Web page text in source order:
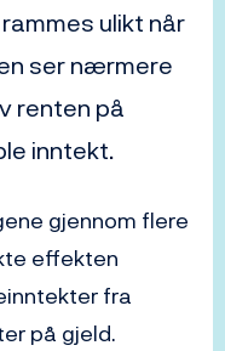
ulikt når
ser nærmere
renten på
inntekt.
gjennom flere
effekten
fra
på gjeld.